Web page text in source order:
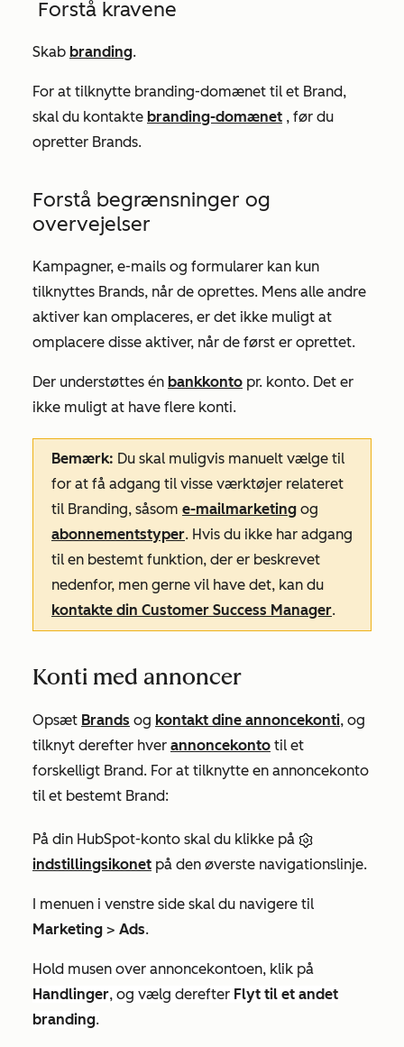
Forstå kravene
Skab branding.
For at tilknytte branding-domænet til et Brand,
skal du kontakte branding-domænet , før du
opretter Brands.
Forstå begrænsninger og
overvejelser
Kampagner, e-mails og formularer kan kun
tilknyttes Brands, når de oprettes. Mens alle andre
aktiver kan omplaceres, er det ikke muligt at
omplacere disse aktiver, når de først er oprettet.
Der understøttes én bankkonto pr. konto. Det er
ikke muligt at have flere konti.
Bemærk: Du skal muligvis manuelt vælge til
for at få adgang til visse værktøjer relateret
til Branding, såsom e-mailmarketing og
abonnementstyper. Hvis du ikke har adgang
til en bestemt funktion, der er beskrevet
nedenfor, men gerne vil have det, kan du
kontakte din Customer Success Manager.
Konti med annoncer
Opsæt Brands og kontakt dine annoncekonti, og
tilknyt derefter hver annoncekonto til et
forskelligt Brand. For at tilknytte en annoncekonto
til et bestemt Brand:
På din HubSpot-konto skal du klikke på
indstillingsikonet på den øverste navigationslinje.
I menuen i venstre side skal du navigere til
Marketing > Ads.
Hold musen over annoncekontoen, klik på
Handlinger, og vælg derefter Flyt til et andet
branding.